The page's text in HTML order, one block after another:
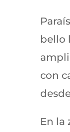
bello
con
En la